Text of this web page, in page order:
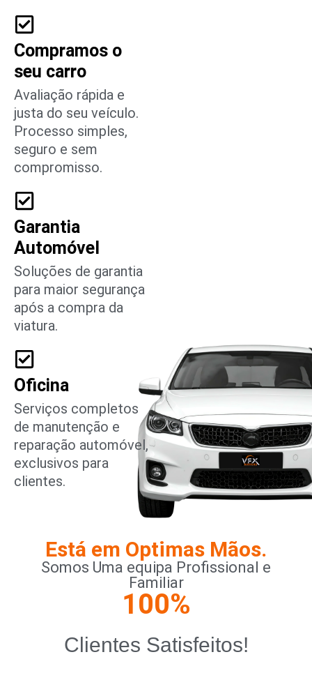
Compramos o
seu carro
Avaliação rápida e
justa do seu veículo.
Processo simples,
seguro e sem
compromisso.
Garantia
Automóvel
Soluções de garantia
para maior segurança
após a compra da
viatura.
Oficina
Serviços completos
de manutenção e
reparação automóvel,
exclusivos para
clientes.
Está em Optimas Mãos.
Somos Uma equipa Profissional e
Familiar
Clientes Satisfeitos!
100%